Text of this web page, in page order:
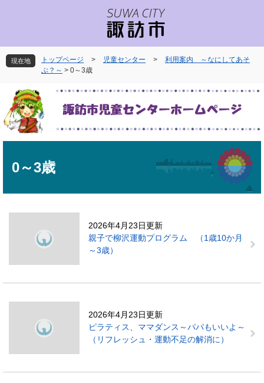
先
頭
を
飛
本
文
へ
現在地 トップページ > 児童センター >
利用案内 ～なにしてあそ
ぶ？～ > 0～3歳
0～3歳
2026年4月23日更新
親子で柳沢運動プログラム （1歳10か月
～3歳）
2026年4月23日更新
ピラティス、ママダンス～パパもいいよ～
（リフレッシュ・運動不足の解消に）